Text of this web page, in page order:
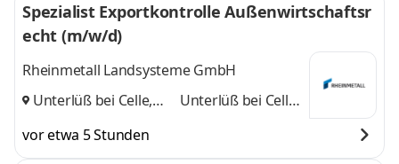
Spezialist Exportkontrolle Außenwirtschaftsr
echt (m/w/d)
Rheinmetall Landsysteme GmbH
Unterlüß bei Celle,
Unterlüß bei Celle,
vor etwa 5 Stunden